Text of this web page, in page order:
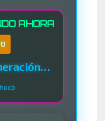
AHORA
La Nueva Generación Del Sistema